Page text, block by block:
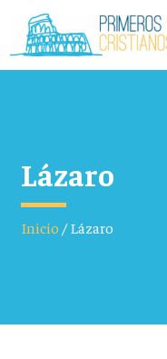
Lázaro
Inicio/Lázaro